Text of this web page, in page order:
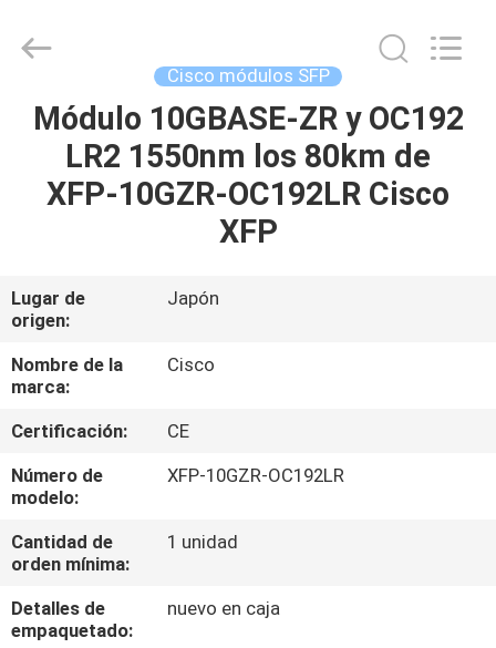
EN
CASA
LOS
VÍDEOS
SOBRE
NOSOTROS
RECORRIDO
POR
FÁBRICA
Equipment
Reserved.
Cisco módulos SFP
Módulo 10GBASE-ZR y OC192
LR2 1550nm los 80km de
XFP-10GZR-OC192LR Cisco
XFP
Lugar de
origen:
Japón
Nombre de la
marca:
Cisco
Certificación:
CE
Número de
modelo:
XFP-10GZR-OC192LR
Cantidad de
orden mínima:
1 unidad
Detalles de
empaquetado:
nuevo en caja